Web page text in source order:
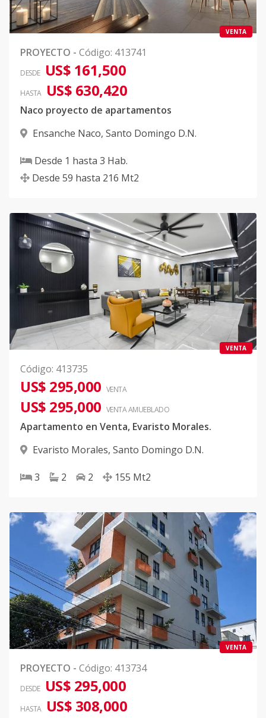
VENTA
PROYECTO - Código: 413741
DESDE US$ 161,500
HASTA US$ 630,420
Naco proyecto de apartamentos
Ensanche Naco, Santo Domingo D.N.
Desde 1 hasta 3 Hab.
Desde 59 hasta 216 Mt2
VENTA
Código: 413735
US$ 295,000 VENTA
US$ 295,000 VENTA AMUEBLADO
Apartamento en Venta, Evaristo Morales.
Evaristo Morales, Santo Domingo D.N.
3 2 2 155 Mt2
VENTA
PROYECTO - Código: 413734
DESDE US$ 295,000
HASTA US$ 308,000